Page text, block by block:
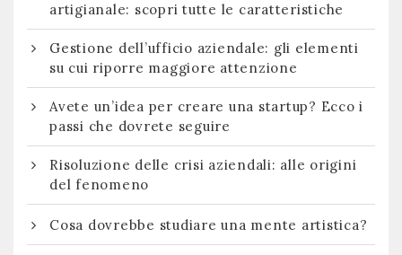
artigianale: scopri tutte le caratteristiche
Gestione dell’ufficio aziendale: gli elementi
su cui riporre maggiore attenzione
Avete un’idea per creare una startup? Ecco i
passi che dovrete seguire
Risoluzione delle crisi aziendali: alle origini
del fenomeno
Cosa dovrebbe studiare una mente artistica?